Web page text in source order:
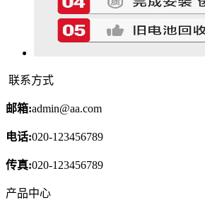
联系方式
邮箱:admin@aa.com
电话:020-123456789
传真:020-123456789
产品中心